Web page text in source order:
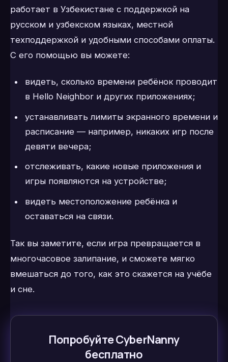
работает в Узбекистане с поддержкой на
русском и узбекском языках, местной
техподдержкой и удобными способами оплаты.
С его помощью вы можете:
видеть, сколько времени ребёнок проводит
в Hello Neighbor и других приложениях;
устанавливать лимиты экранного времени и
расписание — например, никаких игр после
девяти вечера;
отслеживать, какие новые приложения и
игры появляются на устройстве;
видеть местоположение ребёнка и
оставаться на связи.
Так вы заметите, если игра превращается в
многочасовое залипание, и сможете мягко
вмешаться до того, как это скажется на учёбе
и сне.
Попробуйте CyberNanny
бесплатно